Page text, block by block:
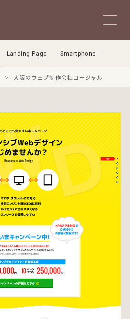
Landing Page Smartphone
大阪のウェブ制作会社コージャル